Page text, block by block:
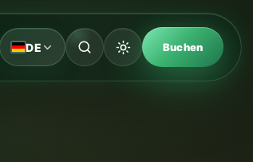
DE Buchen